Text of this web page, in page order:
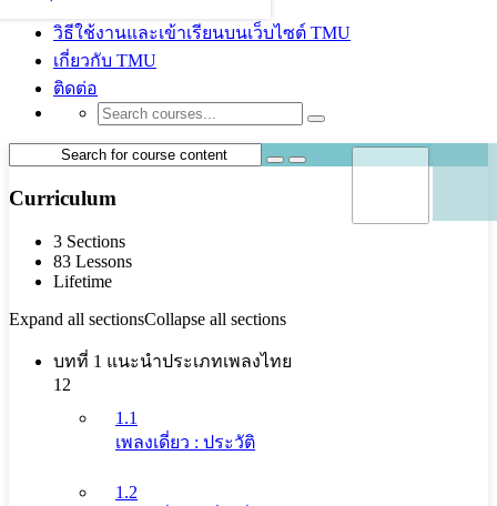
วิธีใช้งานและเข้าเรียนบนเว็บไซต์ TMU
เกี่ยวกับ TMU
ติดต่อ
Curriculum
3 Sections
83 Lessons
Lifetime
Expand all sectionsCollapse all sections
บทที่ 1 แนะนำประเภทเพลงไทย
12
1.1
เพลงเดี่ยว : ประวัติ
1.2